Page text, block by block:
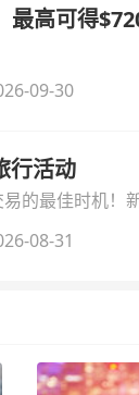
最高可得
09-30
行活动
的最佳时机！
08-31